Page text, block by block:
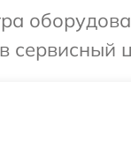
сервисный